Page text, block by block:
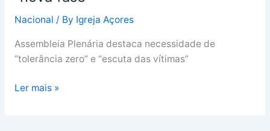
Nacional / By Igreja Açores
Assembleia Plenária destaca necessidade de
“tolerância zero” e “escuta das vítimas”
Ler mais »